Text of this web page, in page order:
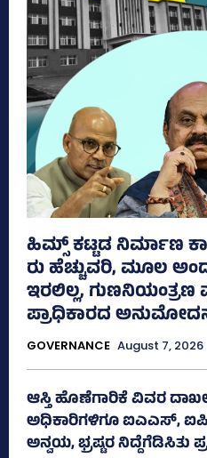
ಹಿಮ್ಸ್‌ ಕಟ್ಟಡ ನಿರ್ಮಾಣ
ರು ಹೆಚ್ಚುವರಿ, ಮೂಲ
ಇರಲಿಲ್ಲ, ಗುಣನಿಯಂತ್ರಣ
ಪ್ರಾಧಿಕಾರದ
GOVERNANCE August 7, 2026
ಆಸ್ತಿ ಹೊಣೆಗಾರಿಕೆ ವಿವರ
ಅಧಿಕಾರಿಗಳಿಗೂ ಐಎಎಸ್‌,
ಅನ್ವಯ, ಭ್ರಷ್ಟರ ನಿದ್ದೆಗೆಡಿಸಿತು